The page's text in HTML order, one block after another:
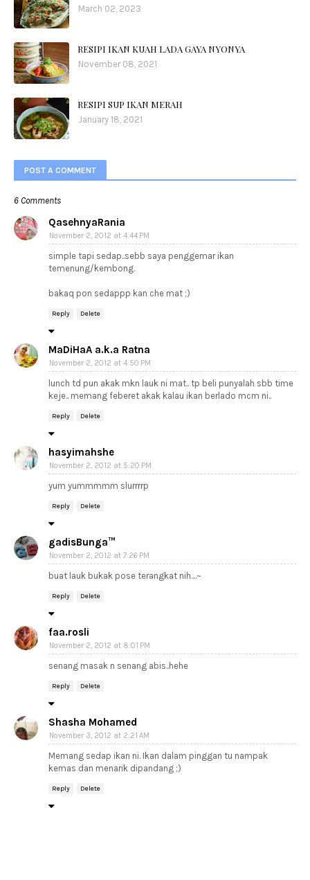
March 02, 2023
RESIPI IKAN KUAH LADA GAYA NYONYA
November 08, 2021
RESIPI SUP IKAN MERAH
January 18, 2021
POST A COMMENT
6 Comments
QasehnyaRania
November 2, 2012 at 4:44 PM
simple tapi sedap..sebb saya penggemar ikan
temenung/kembong.
bakaq pon sedappp kan che mat ;)
Reply Delete
MaDiHaA a.k.a Ratna
November 2, 2012 at 4:50 PM
lunch td pun akak mkn lauk ni mat.. tp beli punyalah sbb time
keje.. memang feberet akak kalau ikan berlado mcm ni..
Reply Delete
hasyimahshe
November 2, 2012 at 5:20 PM
yum yummmmm slurrrrp
Reply Delete
gadisBunga™
November 2, 2012 at 7:26 PM
buat lauk bukak pose terangkat nih....~
Reply Delete
faa.rosli
November 2, 2012 at 8:01 PM
senang masak n senang abis..hehe
Reply Delete
Shasha Mohamed
November 3, 2012 at 2:21 AM
Memang sedap ikan ni. Ikan dalam pinggan tu nampak
kemas dan menarik dipandang ;)
Reply Delete